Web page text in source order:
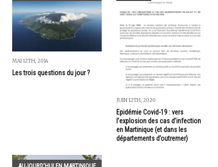
MAI 12TH, 2014
Les trois questions du jour ?
JUIN 12TH, 2020
Epidémie Covid-19 : vers
l’explosion des cas d’infection
en Martinique (et dans les
départements d’outremer)